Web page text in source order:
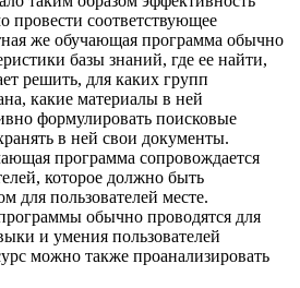
провести соответствующее
же обучающая программа обычно
базы знаний, где ее найти,
решить, для каких групп
какие материалы в ней
формулировать поисковые
в ней свои документы.
программа сопровождается
которое должно быть
для пользователей месте.
обычно проводятся для
и умения пользователей
можно также проанализировать